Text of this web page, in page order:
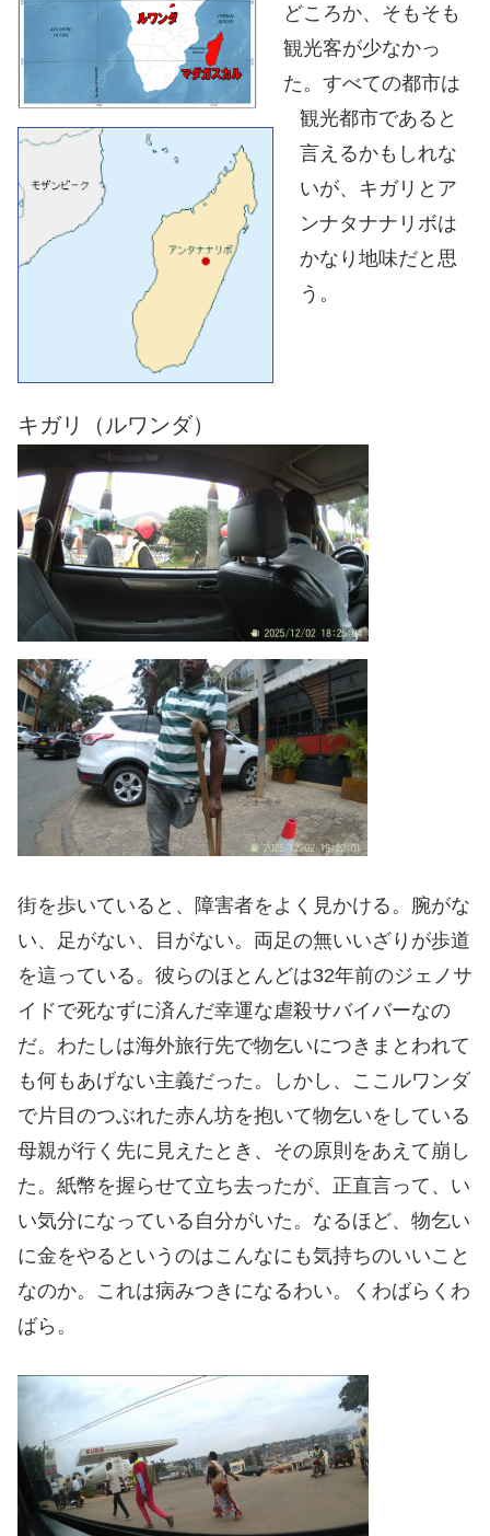
どころか、そもそも
観光客が少なかっ
た。すべての都市は
観光都市であると
言えるかもしれな
いが、キガリとア
ンナタナナリボは
かなり地味だと思
う。
キガリ（ルワンダ）
街を歩いていると、障害者をよく見かける。腕がな
い、足がない、目がない。両足の無いいざりが歩道
を這っている。彼らのほとんどは32年前のジェノサ
イドで死なずに済んだ幸運な虐殺サバイバーなの
だ。わたしは海外旅行先で物乞いにつきまとわれて
も何もあげない主義だった。しかし、ここルワンダ
で片目のつぶれた赤ん坊を抱いて物乞いをしている
母親が行く先に見えたとき、その原則をあえて崩し
た。紙幣を握らせて立ち去ったが、正直言って、い
い気分になっている自分がいた。なるほど、物乞い
に金をやるというのはこんなにも気持ちのいいこと
なのか。これは病みつきになるわい。くわばらくわ
ばら。